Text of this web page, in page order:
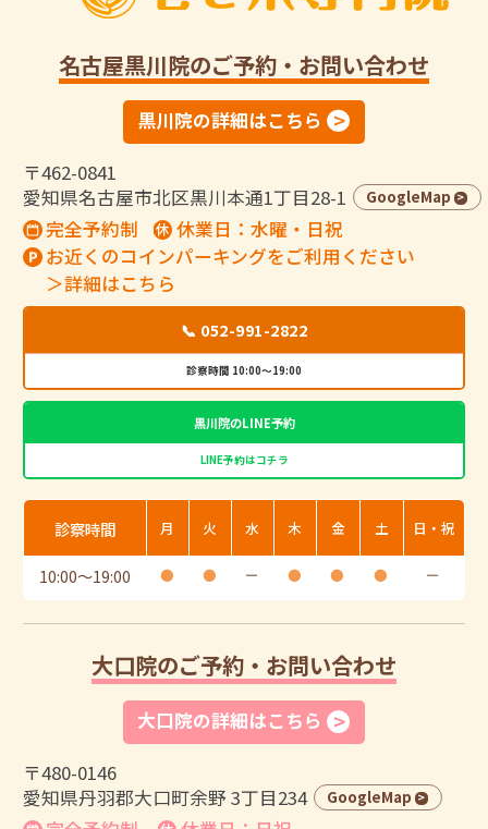
名古屋黒川院のご予約・お問い合わせ
黒川院の詳細はこちら
〒462-0841
愛知県名古屋市北区黒川本通1丁目28-1
GoogleMap
完全予約制
休業日：水曜・日祝
お近くのコインパーキングをご利用ください
＞詳細はこちら
📞 052-991-2822
診察時間 10:00～19:00
黒川院のLINE予約
LINE予約はコチラ
診察時間 月 火 水 木 金 土 日・祝
10:00〜19:00 ● ● ー ● ● ● ー
大口院のご予約・お問い合わせ
大口院の詳細はこちら
〒480-0146
愛知県丹羽郡大口町余野 3丁目234
GoogleMap